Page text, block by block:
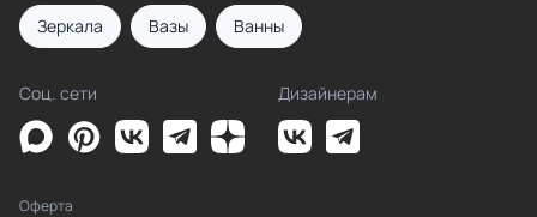
Зеркала Вазы Ванны
Соц. сети Дизайнерам
Оферта